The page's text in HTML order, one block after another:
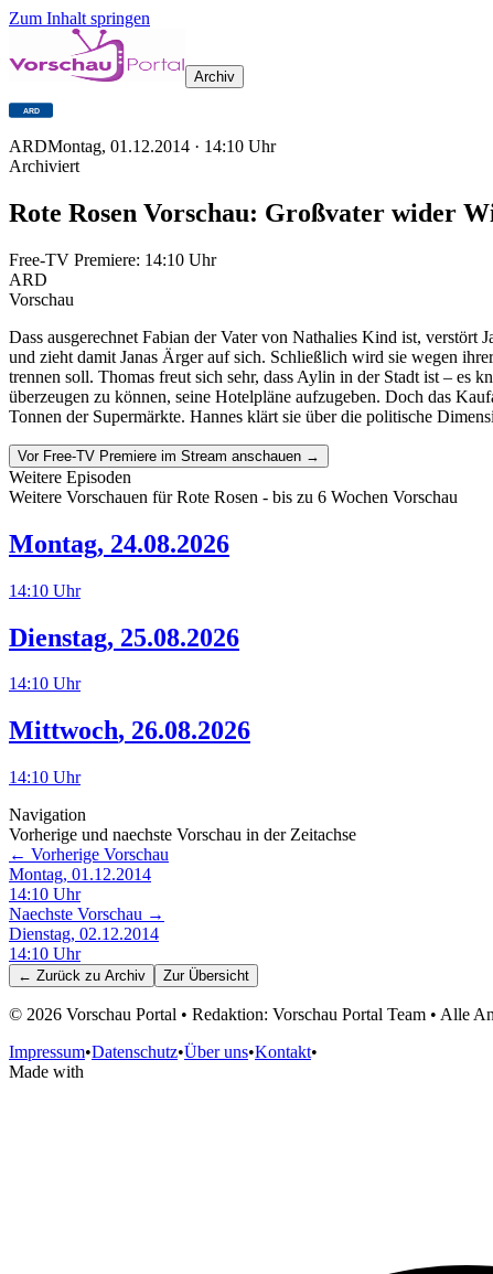
Zum Inhalt springen
Archiv
ARDMontag, 01.12.2014 · 14:10 Uhr
Archiviert
Rote Rosen Vorschau: Großvater wider
Free-TV Premiere: 14:10 Uhr
ARD
Vorschau
Dass ausgerechnet Fabian der Vater von Nathalies Kind ist, verstört
und zieht damit Janas Ärger auf sich. Schließlich wird sie wegen
trennen soll. Thomas freut sich sehr, dass Aylin in der Stadt ist – es
überzeugen zu können, seine Hotelpläne aufzugeben. Doch das
Tonnen der Supermärkte. Hannes klärt sie über die politische
Vor Free-TV Premiere im Stream anschauen →
Weitere Episoden
Weitere Vorschauen fürRote Rosen - bis zu 6 Wochen Vorschau
Montag, 24.08.2026
14:10 Uhr
Dienstag, 25.08.2026
14:10 Uhr
Mittwoch, 26.08.2026
14:10 Uhr
Navigation
Vorherige und naechste Vorschau in der Zeitachse
← Vorherige Vorschau
Montag, 01.12.2014
14:10 Uhr
Naechste Vorschau →
Dienstag, 02.12.2014
14:10 Uhr
← Zurück zu Archiv Zur Übersicht
© 2026 Vorschau Portal • Redaktion: Vorschau Portal Team • Alle
Impressum•Datenschutz•Über uns•Kontakt•
Made with